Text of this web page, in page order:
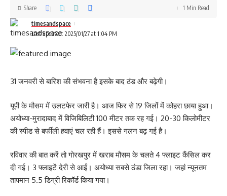
Last updated: 2025/01/27 at 1:04 PM
timesandspace
Share 1 Min Read
31 जनवरी से बारिश की संभवना है इसके बाद ठंड और बढ़ेगी।
यूपी के मौसम में उलटफेर जारी है। आज फिर से 19 जिलों में कोहरा छाया हुआ।
अयोध्या-मुरादाबाद में विजिबिलिटी 100 मीटर तक रह गई। 20-30 किलोमीटर
की स्पीड से बर्फीली हवाएं चल रही हैं। इससे गलन बढ़ गई है।
रविवार की बात करें तो गोरखपुर में खराब मौसम के चलते 4 फ्लाइट कैंसिल कर
दी गई। 3 फ्लाइटें देरी से आईं। अयोध्या सबसे ठंडा जिला रहा। जहां न्यूनतम
तापमान 5.5 डिग्री रिकॉर्ड किया गया।